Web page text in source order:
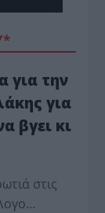
για την
για
βγει κι
στις